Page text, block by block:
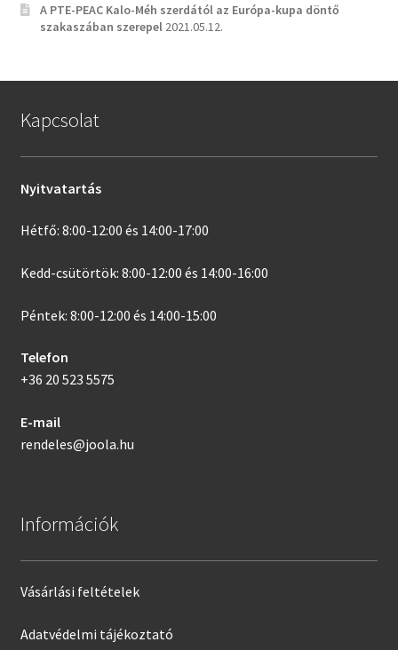
A PTE-PEAC Kalo-Méh szerdától az Európa-kupa döntő
szakaszában szerepel 2021.05.12.
Kapcsolat
Nyitvatartás
Hétfő: 8:00-12:00 és 14:00-17:00
Kedd-csütörtök: 8:00-12:00 és 14:00-16:00
Péntek: 8:00-12:00 és 14:00-15:00
Telefon
+36 20 523 5575
E-mail
rendeles@joola.hu
Információk
Vásárlási feltételek
Adatvédelmi tájékoztató